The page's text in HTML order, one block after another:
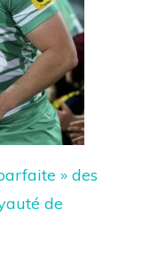
» des
de